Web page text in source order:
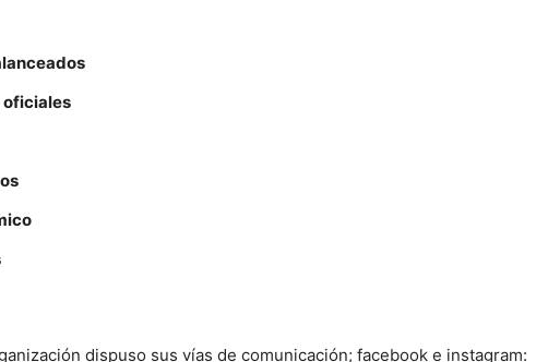
oficiales
dispuso sus vías de comunicación; facebook e instagram: